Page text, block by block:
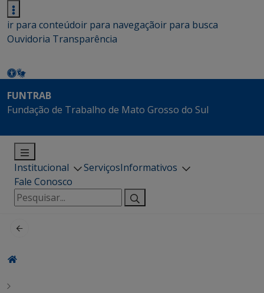
ir para conteúdoir para navegaçãoir para busca
Ouvidoria Transparência
FUNTRAB
Fundação de Trabalho de Mato Grosso do Sul
Institucional ServiçosInformativos
Fale Conosco
Pesquisar
por: